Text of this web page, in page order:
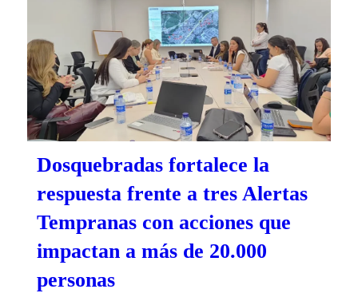
Dosquebradas fortalece la
respuesta frente a tres Alertas
Tempranas con acciones que
impactan a más de 20.000
personas